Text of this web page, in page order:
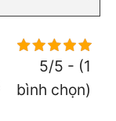
5/5 - (1
bình chọn)